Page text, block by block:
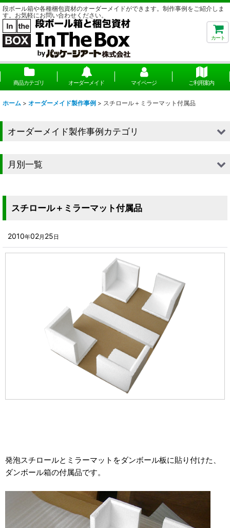
段ボール箱や各種梱包資材のオーダーメイドができます。制作事例をご紹介しま
す。お気軽にお問い合わせください。
カート
商品カテゴリ オーダーメイド マイページ ご利用案内
ホーム > オーダーメイド製作事例 > スチロール＋ミラーマット付属品
スチロール＋ミラーマット付属品
2010年02月 25日
発泡スチロールとミラーマットをダンボール板に貼り付けた、
ダンボール箱の付属品です。
オーダーメイド製作事例カテゴリ
■段ボール（箱以外）
■組箱
■その他箱・ケース
■袋
■気泡緩衝材・ミラーマット
■その他発泡材・緩衝材
楽器・音響機器用
スポーツ・アウトドア・健康用
ホーム&キッチン用
記録メディア用（USBほか）
車・モビリティ用
月別一覧
2025年
2023年
2012年
2011年